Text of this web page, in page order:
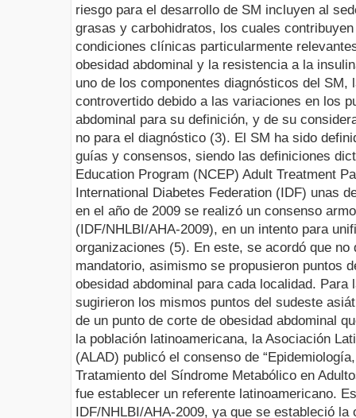
riesgo para el desarrollo de SM incluyen al
grasas y carbohidratos, los cuales
condiciones clínicas particularmente
obesidad abdominal y la resistencia a la
uno de los componentes diagnósticos del
controvertido debido a las variaciones en los
abdominal para su definición, y de su
no para el diagnóstico (3). El SM ha sido
guías y consensos, siendo las definiciones
Education Program (NCEP) Adult Treatment
International Diabetes Federation (IDF) unas
en el año de 2009 se realizó un consenso
(IDF/NHLBI/AHA-2009), en un intento para
organizaciones (5). En este, se acordó que no
mandatorio, asimismo se propusieron puntos
obesidad abdominal para cada localidad. Para
sugirieron los mismos puntos del sudeste
de un punto de corte de obesidad abdominal
la población latinoamericana, la Asociación
(ALAD) publicó el consenso de
Tratamiento del Síndrome Metabólico en
fue establecer un referente latinoamericano.
IDF/NHLBI/AHA-2009, ya que se estableció